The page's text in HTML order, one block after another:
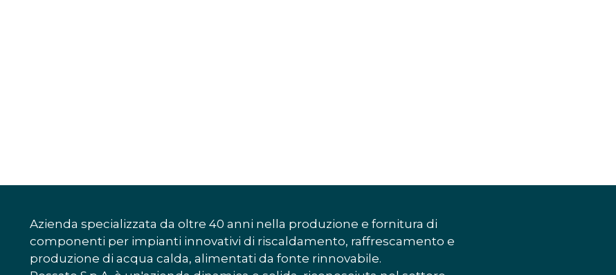
Azienda specializzata da oltre 40 anni nella produzione e fornitura di
componenti per impianti innovativi di riscaldamento, raffrescamento e
produzione di acqua calda, alimentati da fonte rinnovabile.